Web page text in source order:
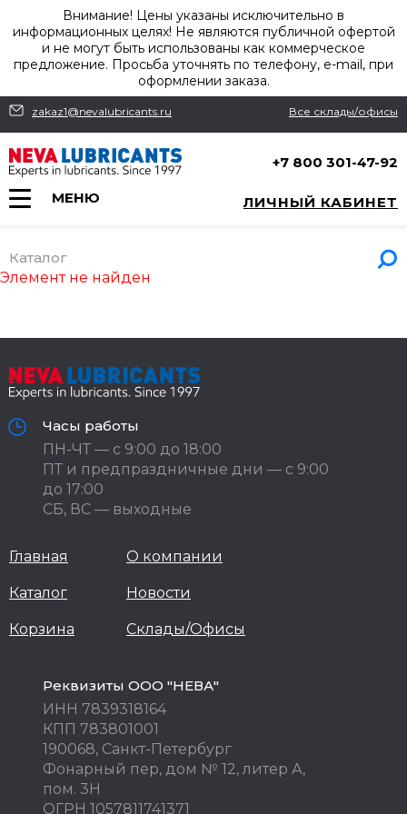
Внимание! Цены указаны исключительно в
информационных целях! Не являются публичной офертой
и не могут быть использованы как коммерческое
предложение. Просьба уточнять по телефону, e-mail, при
оформлении заказа.
zakaz1@nevalubricants.ru Все склады/офисы
+7 800 301-47-92
МЕНЮ ЛИЧНЫЙ КАБИНЕТ
Каталог
Элемент не найден
Часы работы
ПН-ЧТ — с 9:00 до 18:00
ПТ и предпраздничные дни — с 9:00
до 17:00
СБ, ВС — выходные
Главная
Каталог
Корзина
О компании
Новости
Склады/Офисы
Реквизиты ООО "НЕВА"
ИНН 7839318164
КПП 783801001
190068, Санкт-Петербург
Фонарный пер, дом № 12, литер А,
пом. 3Н
ОГРН 1057811741371